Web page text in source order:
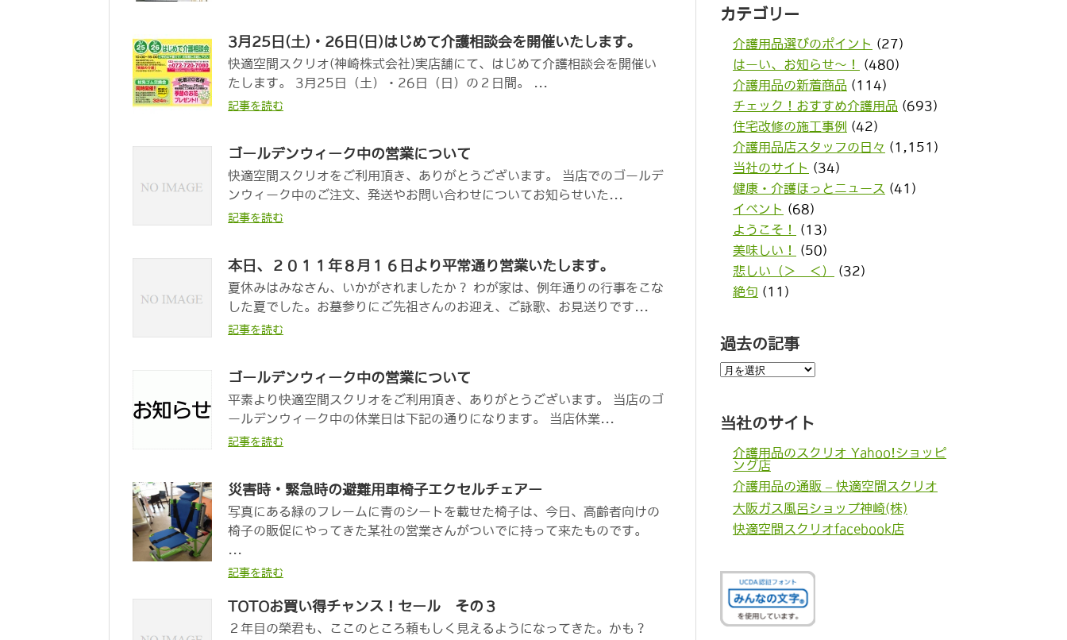
3月25日(土)・26日(日)はじめて介護相談会を開催いたします。
快適空間スクリオ(神崎株式会社)実店舗にて、はじめて介護相談会を開催い
たします。 3月25日（土）・26日（日）の２日間。 ...
記事を読む
ゴールデンウィーク中の営業について
快適空間スクリオをご利用頂き、ありがとうございます。 当店でのゴールデ
ンウィーク中のご注文、発送やお問い合わせについてお知らせいた...
記事を読む
本日、２０１１年８月１６日より平常通り営業いたします。
夏休みはみなさん、いかがされましたか？ わが家は、例年通りの行事をこな
した夏でした。お墓参りにご先祖さんのお迎え、ご詠歌、お見送りです...
記事を読む
ゴールデンウィーク中の営業について
平素より快適空間スクリオをご利用頂き、ありがとうございます。 当店のゴ
ールデンウィーク中の休業日は下記の通りになります。 当店休業...
記事を読む
災害時・緊急時の避難用車椅子エクセルチェアー
写真にある緑のフレームに青のシートを載せた椅子は、今日、高齢者向けの
椅子の販促にやってきた某社の営業さんがついでに持って来たものです。
記事を読む
TOTOお買い得チャンス！セール その３
２年目の榮君も、ここのところ頼もしく見えるようになってきた。かも？
カテゴリー
介護用品選びのポイント (27)
はーい、お知らせ〜！
(480)
介護用品の新着商品 (114)
チェック！おすすめ介護用品 (693)
住宅改修の施工事例 (42)
介護用品店スタッフの日々 (1,151)
当社のサイト (34)
健康・介護ほっとニュース (41)
イベント (68)
ようこそ！
(13)
美味しい！
(50)
悲しい（＞＿＜）
(32)
絶句 (11)
過去の記事
過
去
事
当社のサイト
介護用品のスクリオ Yahoo!ショッピ
ング店
介護用品の通販 – 快適空間スクリオ
大阪ガス風呂ショップ神崎(株)
快適空間スクリオfacebook店